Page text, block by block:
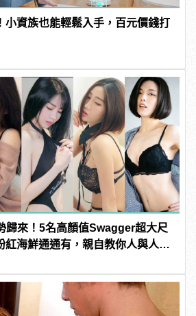
小資族也能輕鬆入手，百元價錢打
歸來！5名高顏值Swagger超大尺
紅海鮮通通有，親自教你人與人的
這樣變型男